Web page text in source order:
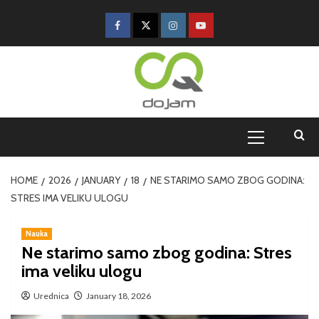
HOME 2026 JANUARY 18
NE STARIMO SAMO ZBOG GODINA:
STRES IMA VELIKU ULOGU
Nauka
Ne starimo samo zbog godina: Stres
ima veliku ulogu
Urednica January 18, 2026